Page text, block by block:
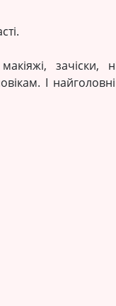
зачіски,
І